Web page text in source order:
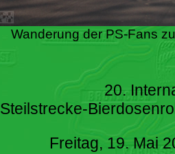
Wanderung der PS-Fans
20.
Steilstrecke-
Freitag, 19. Mai